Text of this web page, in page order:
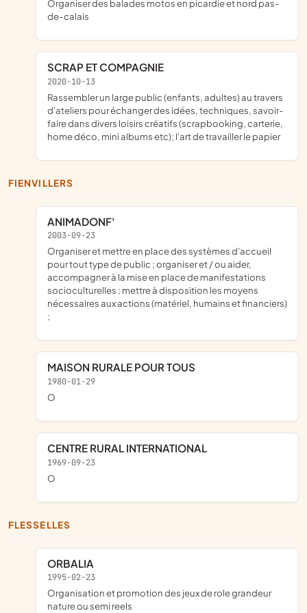
organiser des balades motos en picardie et nord pas-
de-calais
SCRAP ET COMPAGNIE
2020-10-13
rassembler un large public (enfants, adultes) au travers
d'ateliers pour échanger des idées, techniques, savoir-
faire dans divers loisirs créatifs (scrapbooking, carterie,
home déco, mini albums etc); l'art de travailler le papier
FIENVILLERS
ANIMADONF'
2003-09-23
organiser et mettre en place des systèmes d'accueil
pour tout type de public ; organiser et / ou aider,
accompagner à la mise en place de manifestations
socioculturelles ; mettre à disposition les moyens
nécessaires aux actions (matériel, humains et financiers)
;
MAISON RURALE POUR TOUS
1980-01-29
o
CENTRE RURAL INTERNATIONAL
1969-09-23
o
FLESSELLES
ORBALIA
1995-02-23
organisation et promotion des jeux de role grandeur
nature ou semi reels